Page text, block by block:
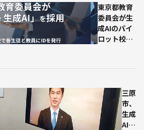
よる
被災
地へ
の支
不明
者捜
索な
どを
東京都教育
委員会が生
成AIのパイ
ロット校に
三原
市、
生成
AIを